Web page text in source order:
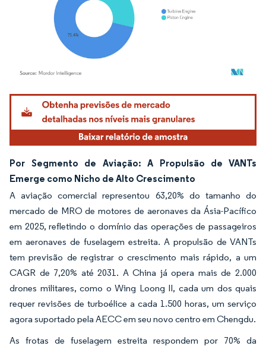
Imagem © Mordor Intelligence. O reuso requer atribuição conforme CC BY 4.0.
Por Segmento de Aviação: A Propulsão de VANTs
Emerge como Nicho de Alto Crescimento
A aviação comercial representou 63,20% do tamanho do
mercado de MRO de motores de aeronaves da Ásia-Pacífico
em 2025, refletindo o domínio das operações de passageiros
em aeronaves de fuselagem estreita. A propulsão de VANTs
tem previsão de registrar o crescimento mais rápido, a um
CAGR de 7,20% até 2031. A China já opera mais de 2.000
drones militares, como o Wing Loong II, cada um dos quais
requer revisões de turboélice a cada 1.500 horas, um serviço
agora suportado pela AECC em seu novo centro em Chengdu.
As frotas de fuselagem estreita respondem por 70% da